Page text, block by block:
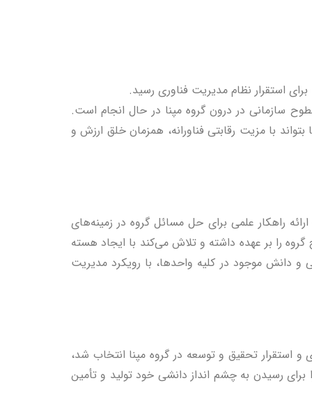
سطوح سازمانی در درون گروه مپنا در حال انجام است.
با مزیت رقابتی فناورانه، همزمان خلق ارزش و
راهکار علمی برای حل مسائل گروه در زمینه‌های
را بر عهده داشته و تلاش می‌کند با ایجاد هسته‌
دانش موجود در کلیه واحدها، با رویکرد مدیریت
و استقرار تحقیق و توسعه در گروه مپنا انتخاب شد،
رسیدن به چشم انداز دانشی خود تولید و تأمین